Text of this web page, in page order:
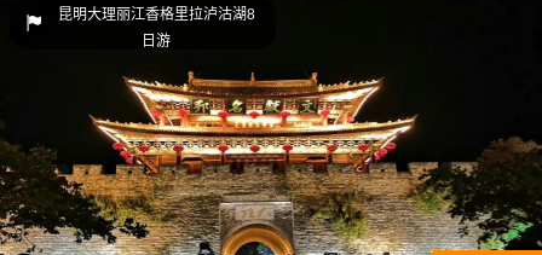
昆明大理丽江香格里拉泸沽湖8
日游